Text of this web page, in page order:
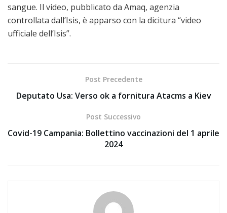
sangue. Il video, pubblicato da Amaq, agenzia
controllata dall’Isis, è apparso con la dicitura “video
ufficiale dell’Isis”.
Post Precedente
Deputato Usa: Verso ok a fornitura Atacms a Kiev
Post Successivo
Covid-19 Campania: Bollettino vaccinazioni del 1 aprile
2024